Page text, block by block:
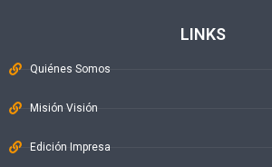
LINKS
Quiénes Somos
Misión Visión
Edición Impresa